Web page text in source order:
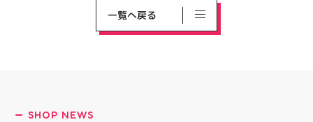
一覧へ戻る
SHOP NEWS